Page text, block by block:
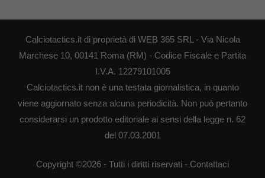
Calciotactics.it di proprietà di WEB 365 SRL - Via Nicola
Marchese 10, 00141 Roma (RM) - Codice Fiscale e Partita
I.V.A. 12279101005
Calciotactics.it non è una testata giornalistica, in quanto
viene aggiornato senza alcuna periodicità. Non può pertanto
considerarsi un prodotto editoriale ai sensi della legge n. 62
del 07.03.2001
Copyright ©2026 - Tutti i diritti riservati - Contattaci